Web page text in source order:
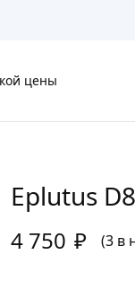
цены
Eplutus
4 750 ₽ (3 в